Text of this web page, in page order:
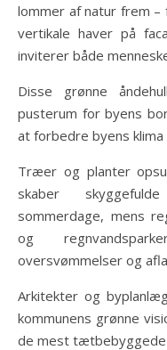
lommer af natur frem
vertikale haver på
inviterer både
Disse grønne
pusterum for byens
at forbedre byens
Træer og planter
skaber
sommerdage, mens
og
oversvømmelser og
Arkitekter og
kommunens grønne
de mest tætbebyggede